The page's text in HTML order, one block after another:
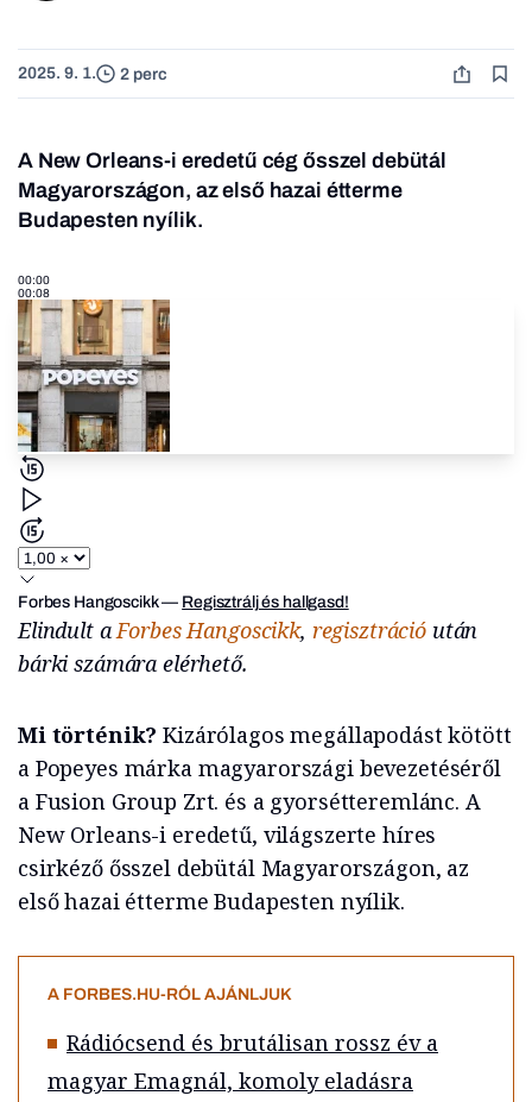
2025. 9. 1. 2 perc
A New Orleans-i eredetű cég ősszel debütál
Magyarországon, az első hazai étterme
Budapesten nyílik.
00:00
00:08
Forbes Hangoscikk— Regisztrálj és hallgasd!
Elindult aForbes Hangoscikk, regisztrációután
bárki számára elérhető.
Mi történik?Kizárólagos megállapodást kötött
a Popeyes márka magyarországi bevezetéséről
a Fusion Group Zrt. és a gyorsétteremlánc. A
New Orleans-i eredetű, világszerte híres
csirkéző ősszel debütál Magyarországon, az
első hazai étterme Budapesten nyílik.
A FORBES.HU-RÓL AJÁNLJUK
Rádiócsend és brutálisan rossz év a
magyar Emagnál, komoly eladásra